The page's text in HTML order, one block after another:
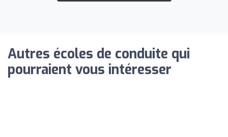
Autres écoles de conduite qui
pourraient vous intéresser